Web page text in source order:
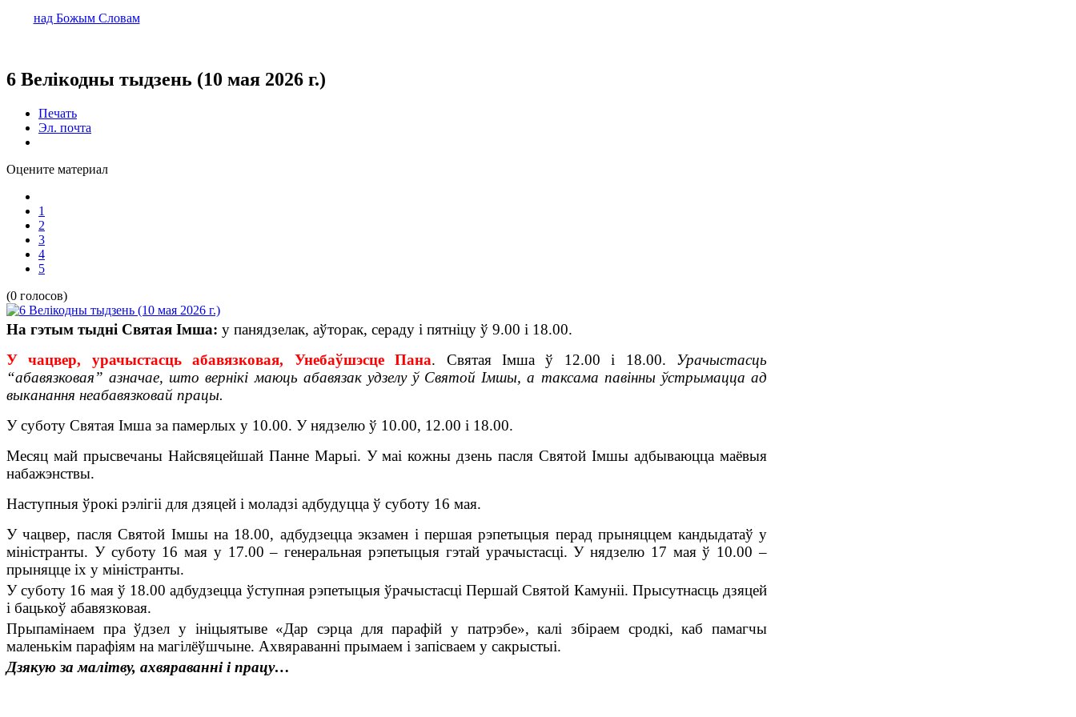
над Божым Словам
6 Велікодны тыдзень (10 мая 2026 г.)
Печать
Эл. почта
Оцените материал
1
2
3
4
5
(0 голосов)
На гэтым тыдні Святая Імша: у панядзелак, аўторак, сераду і пятніцу ў 9.00 і 18.00.
У чацвер, урачыстасць абавязковая, Унебаўшэсце Пана. Святая Імша ў 12.00 і 18.00. Урачыстасць
“абавязковая” азначае, што вернікі маюць абавязак удзелу ў Святой Імшы, а таксама павінны ўстрымацца ад
выканання неабавязковай працы.
У суботу Святая Імша за памерлых у 10.00. У нядзелю ў 10.00, 12.00 і 18.00.
Месяц май прысвечаны Найсвяцейшай Панне Марыі. У маі кожны дзень пасля Святой Імшы адбываюцца маёвыя
набажэнствы.
Наступныя ўрокі рэлігіі для дзяцей і моладзі адбудуцца ў суботу 16 мая.
У чацвер, пасля Святой Імшы на 18.00, адбудзецца экзамен і першая рэпетыцыя перад прыняццем кандыдатаў у
міністранты. У суботу 16 мая у 17.00 – генеральная рэпетыцыя гэтай урачыстасці. У нядзелю 17 мая ў 10.00 –
прыняцце іх у міністранты.
У суботу 16 мая ў 18.00 адбудзецца ўступная рэпетыцыя ўрачыстасці Першай Святой Камуніі. Прысутнасць дзяцей
і бацькоў абавязковая.
Прыпамінаем пра ўдзел у ініцыятыве «Дар сэрца для парафій у патрэбе», калі збіраем сродкі, каб памагчы
маленькім парафіям на магілёўшчыне. Ахвяраванні прымаем і запісваем у сакрыстыі.
Дзякую за малітву, ахвяраванні і працу…